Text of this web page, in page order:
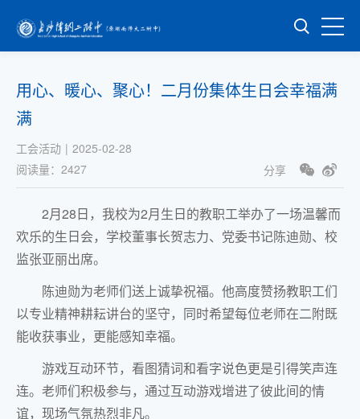
用心、暖心、聚心！二月份集体生日会幸福满
满
工会活动 | 2025-02-28
阅读量： 2427 分享
2月28日，我校为2月生日的教职工举办了一场温馨而
欢乐的生日会，学校董事长贺志力、党委书记陈迪勋、校
监张亚丽出席。
陈迪勋为老师们送上诚挚祝福。他高度赞扬教职工们
以专业精神耕耘讲台的坚守，同时希望每位老师在二附既
能收获事业，更能感知幸福。
游戏互动环节，看图猜词和看字说色更是引得笑声连
连。老师们积极参与，通过互动游戏增进了彼此间的情
谊，现场气氛热烈非凡。